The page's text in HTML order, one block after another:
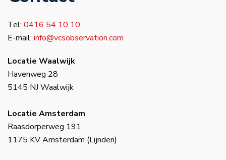
Tel: 0416 54 10 10
E-mail: info@vcsobservation.com
Locatie Waalwijk
Havenweg 28
5145 NJ Waalwijk
Locatie Amsterdam
Raasdorperweg 191
1175 KV Amsterdam (Lijnden)